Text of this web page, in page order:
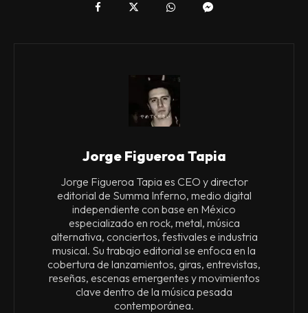
Jorge Figueroa Tapia
Jorge Figueroa Tapia es CEO y director
editorial de Summa Inferno, medio digital
independiente con base en México
especializado en rock, metal, música
alternativa, conciertos, festivales e industria
musical. Su trabajo editorial se enfoca en la
cobertura de lanzamientos, giras, entrevistas,
reseñas, escenas emergentes y movimientos
clave dentro de la música pesada
contemporánea.